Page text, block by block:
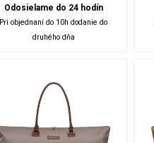
Odosielame do 24 hodín
Pri objednaní do 10h dodanie do
druhého dňa